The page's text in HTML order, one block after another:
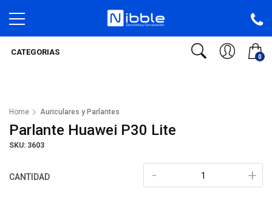
0
CATEGORIAS
Home Auriculares y Parlantes
Parlante Huawei P30 Lite
SKU: 3603
CANTIDAD +
-